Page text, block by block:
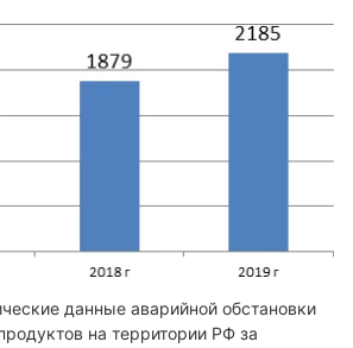
данные аварийной обстановки
на территории РФ за